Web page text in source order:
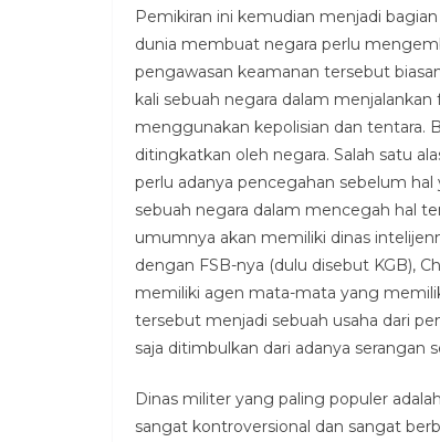
Pemikiran ini kemudian menjadi
dunia membuat negara perlu
pengawasan keamanan tersebut
kali sebuah negara dalam
menggunakan kepolisian dan tentara.
ditingkatkan oleh negara. Salah satu
perlu adanya pencegahan sebelum
sebuah negara dalam mencegah hal
umumnya akan memiliki dinas
dengan FSB-nya (dulu disebut KGB),
memiliki agen mata-mata yang
tersebut menjadi sebuah usaha dari
saja ditimbulkan dari adanya serangan
Dinas militer yang paling populer
sangat kontroversional dan sangat